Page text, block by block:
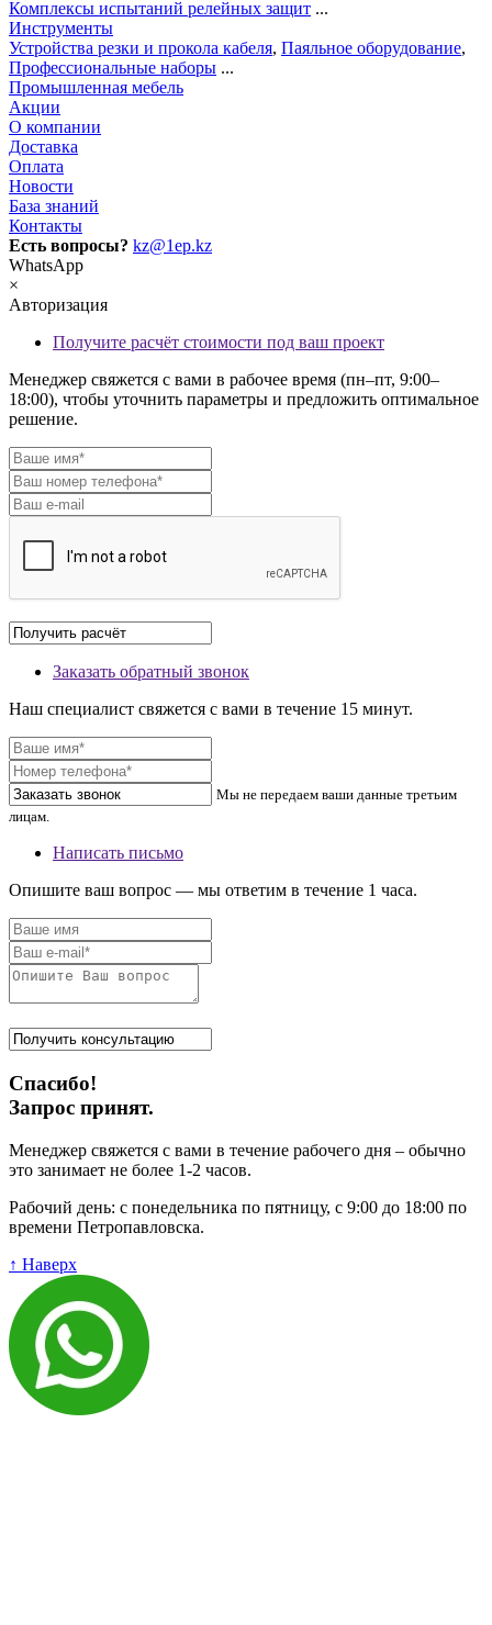
Комплексы испытаний релейных защит ...
Инструменты
Устройства резки и прокола кабеля, Паяльное оборудование,
Профессиональные наборы ...
Промышленная мебель
Акции
О компании
Доставка
Оплата
Новости
База знаний
Контакты
Есть вопросы? kz@1ep.kz
WhatsApp
×
Авторизация
Получите расчёт стоимости под ваш проект
Менеджер свяжется с вами в рабочее время (пн–пт, 9:00–
18:00), чтобы уточнить параметры и предложить оптимальное
решение.
Заказать обратный звонок
Наш специалист свяжется с вами в течение 15 минут.
Мы не передаем ваши данные третьим
лицам.
Написать письмо
Опишите ваш вопрос — мы ответим в течение 1 часа.
Спасибо!
Запрос принят.
Менеджер свяжется с вами в течение рабочего дня – обычно
это занимает не более 1-2 часов.
Рабочий день: с понедельника по пятницу, с 9:00 до 18:00 по
времени Петропавловска.
↑ Наверх